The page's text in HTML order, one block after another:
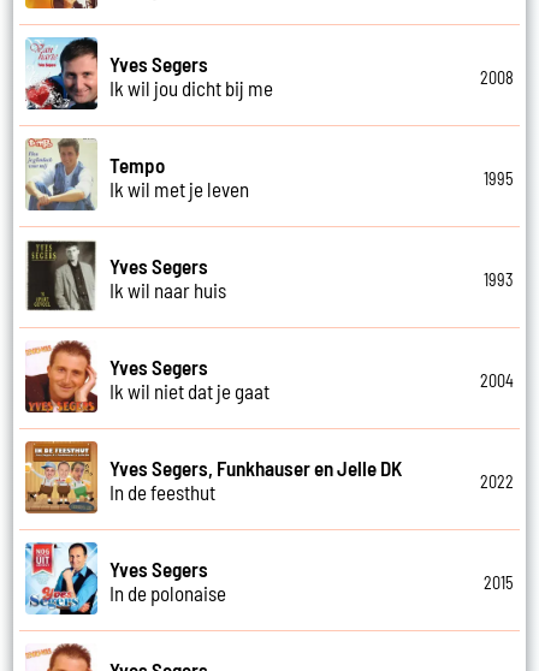
Yves Segers
Ik wil jou dicht bij me
2008
Tempo
Ik wil met je leven
1995
Yves Segers
Ik wil naar huis
1993
Yves Segers
Ik wil niet dat je gaat
2004
Yves Segers, Funkhauser en Jelle DK
In de feesthut
2022
Yves Segers
In de polonaise
2015